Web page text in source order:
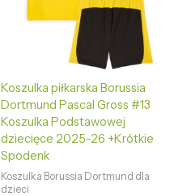
Koszulka piłkarska Borussia
Dortmund Pascal Gross #13
Koszulka Podstawowej
dziecięce 2025-26 +Krótkie
Spodenk
Koszulka Borussia Dortmund dla
dzieci